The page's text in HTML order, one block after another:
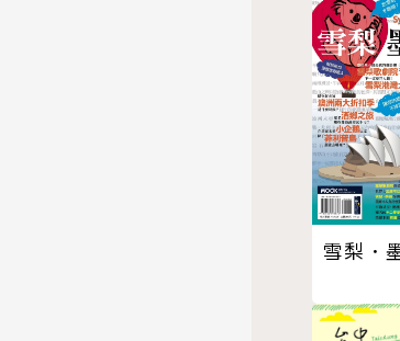
雪梨．